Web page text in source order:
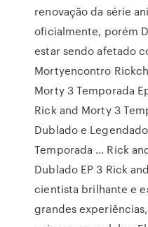
renovação da série
oficialmente, porém
estar sendo afetado
Mortyencontro
Morty 3 Temporada
Rick and Morty 3
Dublado e
Temporada … Rick
Dublado EP 3 Rick
cientista brilhante e
grandes